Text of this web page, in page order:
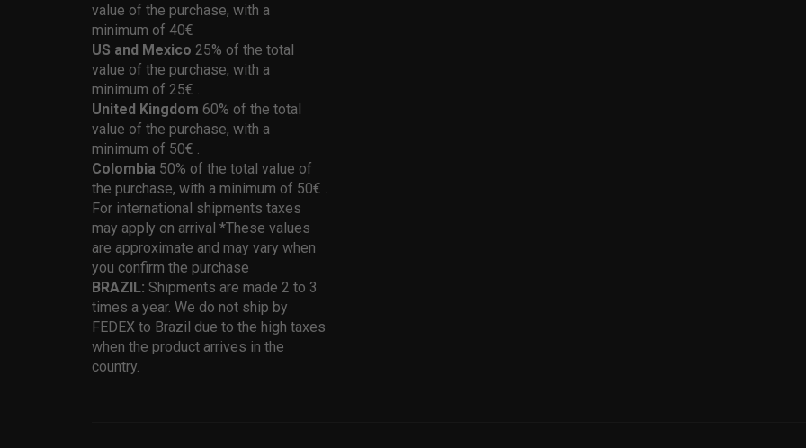
value of the purchase, with a
minimum of 40€
US and Mexico 25% of the total
value of the purchase, with a
minimum of 25€ .
United Kingdom 60% of the total
value of the purchase, with a
minimum of 50€ .
Colombia 50% of the total value of
the purchase, with a minimum of 50€ .
For international shipments taxes
may apply on arrival *These values
are approximate and may vary when
you confirm the purchase
BRAZIL: Shipments are made 2 to 3
times a year. We do not ship by
FEDEX to Brazil due to the high taxes
when the product arrives in the
country.